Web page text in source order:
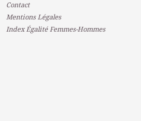
Contact
Mentions Légales
Index Égalité Femmes-Hommes